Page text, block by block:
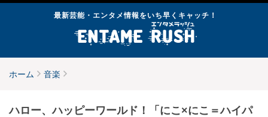
最新芸能・エンタメ情報をいち早くキャッチ！
ホーム 音楽
ハロー、ハッピーワールド！「にこ×にこ＝ハイパ